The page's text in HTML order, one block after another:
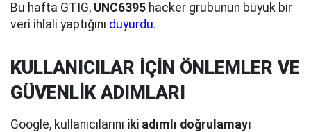
Bu hafta GTIG, UNC6395 hacker grubunun büyük bir
veri ihlali yaptığını duyurdu.
KULLANICILAR İÇİN ÖNLEMLER VE
GÜVENLİK ADIMLARI
Google, kullanıcılarını iki adımlı doğrulamayı